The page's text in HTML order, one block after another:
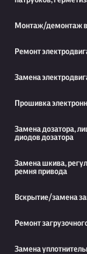
Монтаж/демонтаж
Ремонт
Замена
Прошивка
Замена дозатора,
диодов дозатора
Замена шкива,
ремня привода
Вскрытие/замена
Ремонт
Замена